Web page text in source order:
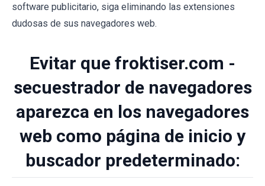
software publicitario, siga eliminando las extensiones
dudosas de sus navegadores web.
Evitar que froktiser.com -
secuestrador de navegadores
aparezca en los navegadores
web como página de inicio y
buscador predeterminado: